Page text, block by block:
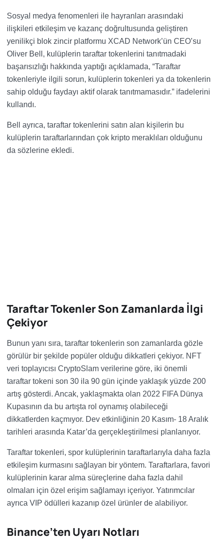
Sosyal medya fenomenleri ile hayranları arasındaki
ilişkileri etkileşim ve kazanç doğrultusunda geliştiren
yenilikçi blok zincir platformu XCAD Network’ün CEO’su
Oliver Bell, kulüplerin taraftar tokenlerini tanıtmadaki
başarısızlığı hakkında yaptığı açıklamada, “Taraftar
tokenleriyle ilgili sorun, kulüplerin tokenleri ya da tokenlerin
sahip olduğu faydayı aktif olarak tanıtmamasıdır.” ifadelerini
kullandı.
Bell ayrıca, taraftar tokenlerini satın alan kişilerin bu
kulüplerin taraftarlarından çok kripto meraklıları olduğunu
da sözlerine ekledi.
Taraftar Tokenler Son Zamanlarda İlgi
Çekiyor
Bunun yanı sıra, taraftar tokenlerin son zamanlarda gözle
görülür bir şekilde popüler olduğu dikkatleri çekiyor. NFT
veri toplayıcısı CryptoSlam verilerine göre, iki önemli
taraftar tokeni son 30 ila 90 gün içinde yaklaşık yüzde 200
artış gösterdi. Ancak, yaklaşmakta olan 2022 FIFA Dünya
Kupasının da bu artışta rol oynamış olabileceği
dikkatlerden kaçmıyor. Dev etkinliğinin 20 Kasım- 18 Aralık
tarihleri arasında Katar’da gerçekleştirilmesi planlanıyor.
Taraftar tokenleri, spor kulüplerinin taraftarlarıyla daha fazla
etkileşim kurmasını sağlayan bir yöntem. Taraftarlara, favori
kulüplerinin karar alma süreçlerine daha fazla dahil
olmaları için özel erişim sağlamayı içeriyor. Yatırımcılar
ayrıca VIP ödülleri kazanıp özel ürünler de alabiliyor.
Binance’ten Uyarı Notları